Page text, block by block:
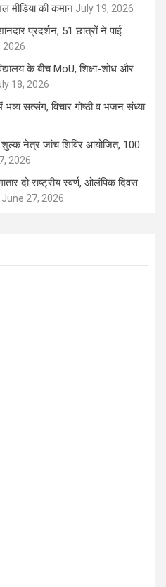
मीडिया की कमान July 19, 2026
प्रदर्शन, 51 छात्रों ने पाई
2026
के बीच MoU, शिक्षा-शोध और
18, 2026
सत्संग, विचार गोष्ठी व भजन संध्या
नेत्र जांच शिविर आयोजित, 100
2026
दो राष्ट्रीय स्वर्ण, ओलंपिक दिवस
June 27, 2026